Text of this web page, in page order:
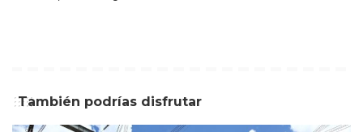
También podrías disfrutar